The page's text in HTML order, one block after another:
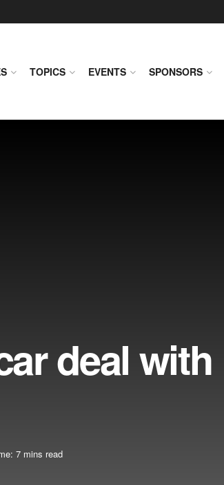
TOPICS EVENTS SPONSORS
deal with
7 mins read